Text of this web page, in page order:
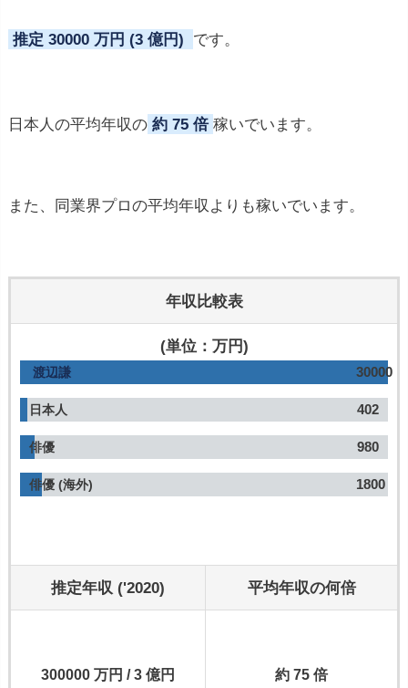
推定 30000 万円 (3 億円) です。
日本人の平均年収の 約 75 倍 稼いでいます。
また、同業界プロの平均年収よりも稼いでいます。
年収比較表
(単位：万円)
渡辺謙 30000
日本人 402
俳優 980
俳優 (海外) 1800
推定年収 ('2020) 平均年収の何倍
300000 万円 / 3 億円 約 75 倍